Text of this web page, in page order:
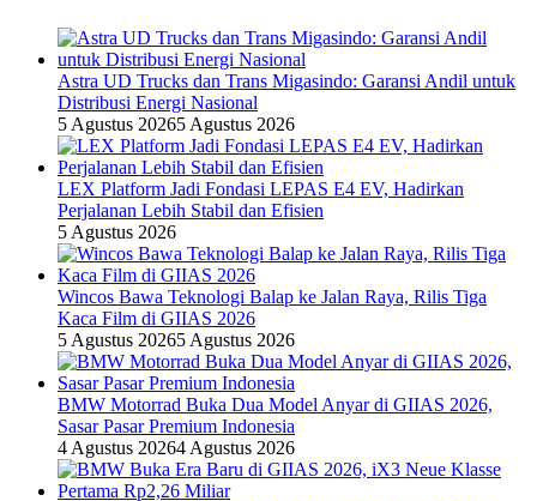
Astra UD Trucks dan Trans Migasindo: Garansi Andil untuk
Distribusi Energi Nasional
5 Agustus 20265 Agustus 2026
LEX Platform Jadi Fondasi LEPAS E4 EV, Hadirkan
Perjalanan Lebih Stabil dan Efisien
5 Agustus 2026
Wincos Bawa Teknologi Balap ke Jalan Raya, Rilis Tiga
Kaca Film di GIIAS 2026
5 Agustus 20265 Agustus 2026
BMW Motorrad Buka Dua Model Anyar di GIIAS 2026,
Sasar Pasar Premium Indonesia
4 Agustus 20264 Agustus 2026